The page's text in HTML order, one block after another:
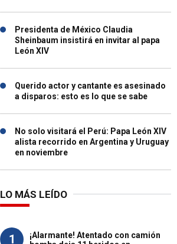
Presidenta de México Claudia
Sheinbaum insistirá en invitar al papa
León XIV
Querido actor y cantante es asesinado
a disparos: esto es lo que se sabe
No solo visitará el Perú: Papa León XIV
alista recorrido en Argentina y Uruguay
en noviembre
LO MÁS LEÍDO
1
¡Alarmante! Atentado con camión